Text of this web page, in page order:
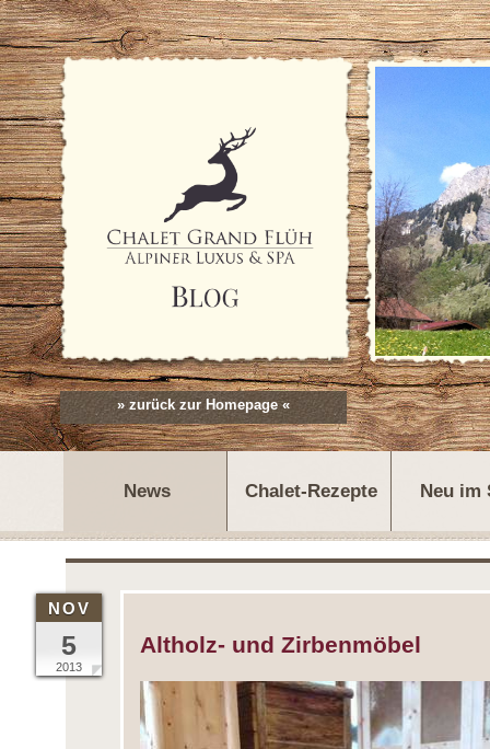
» zurück zur Homepage «
News Chalet-Rezepte Neu im
Altholz- und Zirbenmöbel
2013
5
NOV